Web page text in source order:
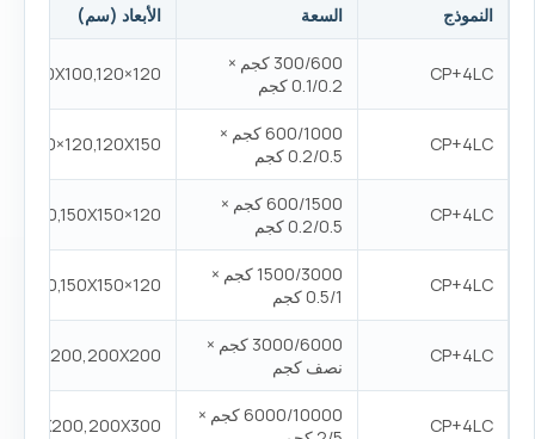
النموذج السعة الأبعاد (سم)
CP+4LC
300/600 كجم ×
0.1/0.2 كجم
100X100,120×120
CP+4LC
600/1000 كجم ×
0.2/0.5 كجم
CP+4LC
600/1500 كجم ×
0.2/0.5 كجم
120×120,120X150,150X150
CP+4LC
1500/3000 كجم ×
0.5/1 كجم
120×120,120X150,150X150
CP+4LC
3000/6000 كجم ×
نصف كجم
CP+4LC
6000/10000 كجم ×